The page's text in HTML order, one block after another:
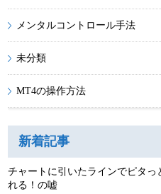
メンタルコントロール手法
未分類
MT4の操作方法
新着記事
チャートに引いたラインでピタっ
れる！の嘘